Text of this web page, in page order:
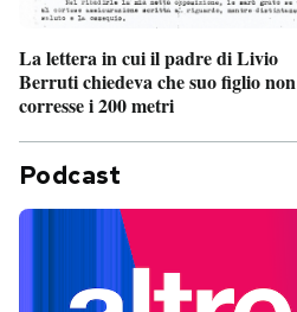
La lettera in cui il padre di Livio
Berruti chiedeva che suo figlio non
corresse i 200 metri
Podcast